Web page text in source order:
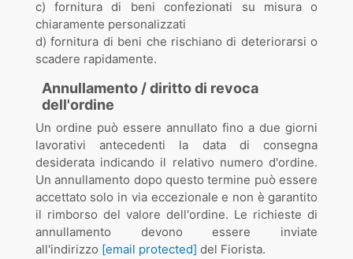
c) fornitura di beni confezionati su misura o
chiaramente personalizzati
d) fornitura di beni che rischiano di deteriorarsi o
scadere rapidamente.
Annullamento / diritto di revoca
dell'ordine
Un ordine può essere annullato fino a due giorni
lavorativi antecedenti la data di consegna
desiderata indicando il relativo numero d'ordine.
Un annullamento dopo questo termine può essere
accettato solo in via eccezionale e non è garantito
il rimborso del valore dell'ordine. Le richieste di
annullamento devono essere inviate
all'indirizzo [email protected] del Fiorista.